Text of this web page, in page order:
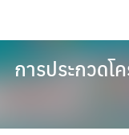
การประกวดโ